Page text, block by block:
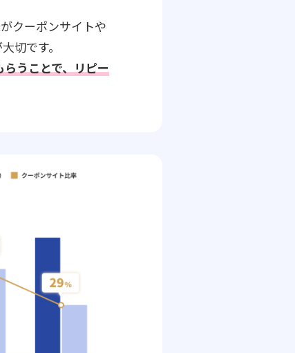
クーポンサイトや
切です。
うことで、リピー